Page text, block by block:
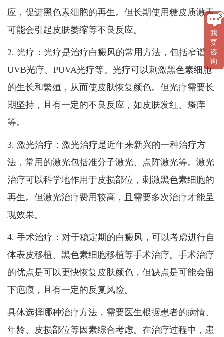
应，促进黑色素细胞的再生。但长期使用糖皮质激素
可能会引起皮肤萎缩等不良反应。
2. 光疗：光疗是治疗白癜风的常用方法，包括窄谱
UVB光疗、PUVA光疗等。光疗可以刺激黑色素细胞
的生长和繁殖，从而使皮肤恢复颜色。但光疗需要长
期坚持，且有一定的不良反应，如皮肤发红、瘙痒
等。
3. 激光治疗：激光治疗是近年来新兴的一种治疗方
法，常用的激光包括准分子激光、点阵激光等。激光
治疗可以科学地作用于皮损部位，刺激黑色素细胞的
再生。但激光治疗费用较高，且需要多次治疗才能呈
现效果。
4. 手术治疗：对于稳定期的白癜风，可以考虑进行自
体表皮移植、黑色素细胞移植等手术治疗。手术治疗
的优点是可以更快恢复皮肤颜色，但缺点是可能会留
下疤痕，且有一定的反复风险。
具体选择哪种治疗方法，需要医生根据患者的病情、
年龄、皮损部位等因素综合考虑。在治疗过程中，患
我
要
咨
询